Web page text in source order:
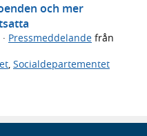
och mer
· Pressmeddelande från
, Socialdepartementet